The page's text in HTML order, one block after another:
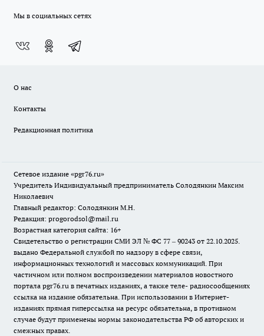
Мы в социальных сетях
О нас
Контакты
Редакционная политика
Сетевое издание «pgr76.ru»
Учредитель Индивидуальный предприниматель Солодянкин Максим
Николаевич
Главный редактор: Солодянкин М.Н.
Редакция: progorodsol@mail.ru
Возрастная категория сайта: 16+
Свидетельство о регистрации СМИ ЭЛ № ФС 77 – 90243 от 22.10.2025.
выдано Федеральной службой по надзору в сфере связи,
информационных технологий и массовых коммуникаций. При
частичном или полном воспроизведении материалов новостного
портала pgr76.ru в печатных изданиях, а также теле- радиосообщениях
ссылка на издание обязательна. При использовании в Интернет-
изданиях прямая гиперссылка на ресурс обязательна, в противном
случае будут применены нормы законодательства РФ об авторских и
смежных правах.